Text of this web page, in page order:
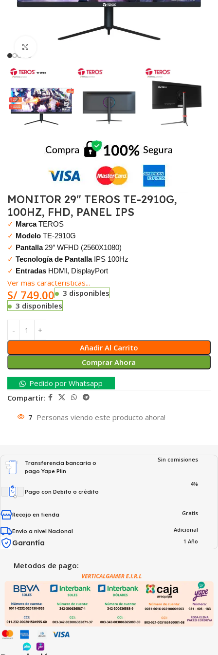
MONITOR 29″ TEROS TE-2910G,
100HZ, FHD, PANEL IPS
✓ MarcaTEROS
✓ Modelo TE-2910G
✓ Pantalla29″ WFHD (2560X1080)
✓ Tecnología de PantallaIPS 100Hz
✓ Entradas HDMI, DisplayPort
Ver mas caracteristicas...
S/ 749.00
3 disponibles
3 disponibles
Añadir Al Carrito
Comprar Ahora
Pedido por Whatsapp
Compartir:
7 Personas viendo este producto ahora!
Transferencia bancaria o
pago Yape Plin
Sin comisiones
Pago con Debito o crédito
4%
Recojo en tienda Gratis
Envío a nivel Nacional Adicional
Garantía 1 Año
Metodos de pago: